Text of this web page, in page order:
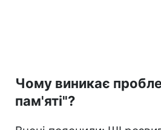
Чому виникає
пам'яті"?